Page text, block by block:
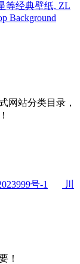
等经典壁纸, ZL
Background
网站分类目录，
号-1
川
！